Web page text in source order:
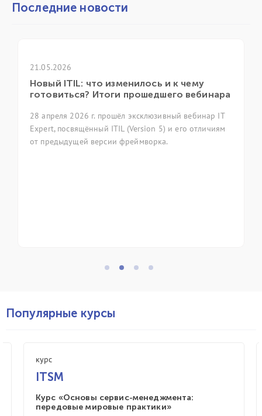
Последние новости
ITIL: что изменилось и к чему
Итоги прошедшего вебинара
апреля 2026 г. прошёл эксклюзивный вебинар IT
посвящённый ITIL (Version 5) и его отличиям
предыдущей версии фреймворка.
Популярные курсы
курс
ITSM
Курс «Основы сервис-менеджмента:
передовые мировые практики»